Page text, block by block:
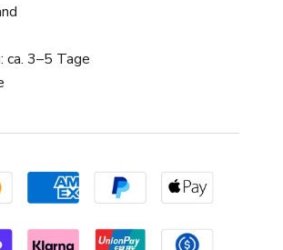
ca. 3–5 Tage